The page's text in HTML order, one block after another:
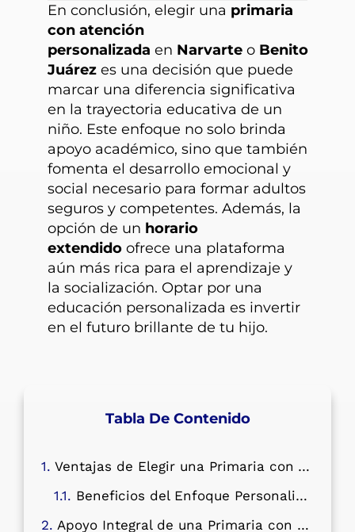
En conclusión, elegir una primaria
con atención
personalizada en Narvarteo Benito
Juárezes una decisión que puede
marcar una diferencia significativa
en la trayectoria educativa de un
niño. Este enfoque no solo brinda
apoyo académico, sino que también
fomenta el desarrollo emocional y
social necesario para formar adultos
seguros y competentes. Además, la
opción de un horario
extendidoofrece una plataforma
aún más rica para el aprendizaje y
la socialización. Optar por una
educación personalizada es invertir
en el futuro brillante de tu hijo.
Tabla De Contenido
Ventajas de Elegir una Primaria con Atención Personalizada
Beneficios del Enfoque Personalizado en el Aprendizaje
Apoyo Integral de una Primaria con Horario Extendida